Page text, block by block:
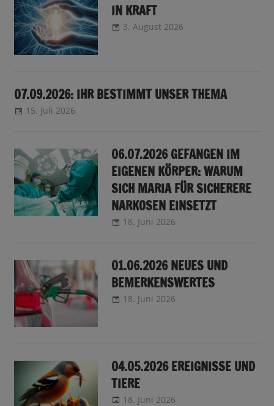
IN KRAFT
3. August 2026
07.09.2026: IHR BESTIMMT UNSER THEMA
15. Juli 2026
06.07.2026 GEFANGEN IM
EIGENEN KÖRPER: WARUM
SICH MARIA FÜR SICHERERE
NARKOSEN EINSETZT
18. Juni 2026
01.06.2026 NEUES UND
BEMERKENSWERTES
18. Juni 2026
04.05.2026 EREIGNISSE UND
TIERE
18. Juni 2026